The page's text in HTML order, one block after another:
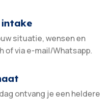
situatie, wensen en
of via e-mail/Whatsapp.
ontvang je een heldere